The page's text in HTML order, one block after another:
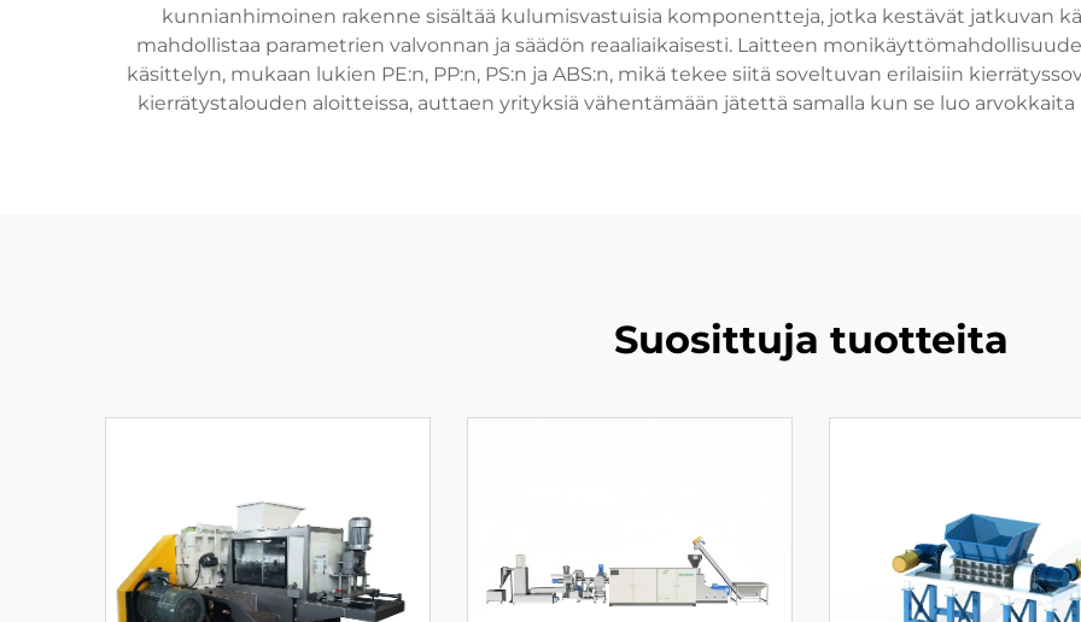
kunnianhimoinen rakenne sisältää kulumisvastuisia komponentteja, jotka kestävät jatkuvan
mahdollistaa parametrien valvonnan ja säädön reaaliaikaisesti. Laitteen
käsittelyn, mukaan lukien PE:n, PP:n, PS:n ja ABS:n, mikä tekee siitä soveltuvan erilaisiin
kierrätystalouden aloitteissa, auttaen yrityksiä vähentämään jätettä samalla kun se luo
Suosittuja tuotteita